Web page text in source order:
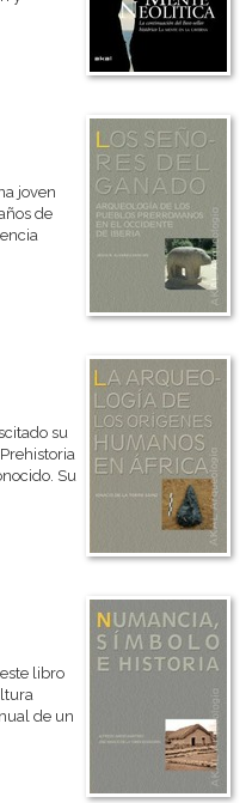
joven
de
su
Su
libro
de un